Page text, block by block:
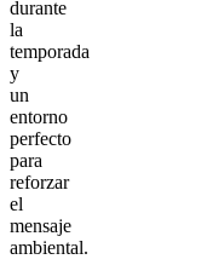
durante
la
temporada
y
un
entorno
perfecto
para
reforzar
el
mensaje
ambiental.